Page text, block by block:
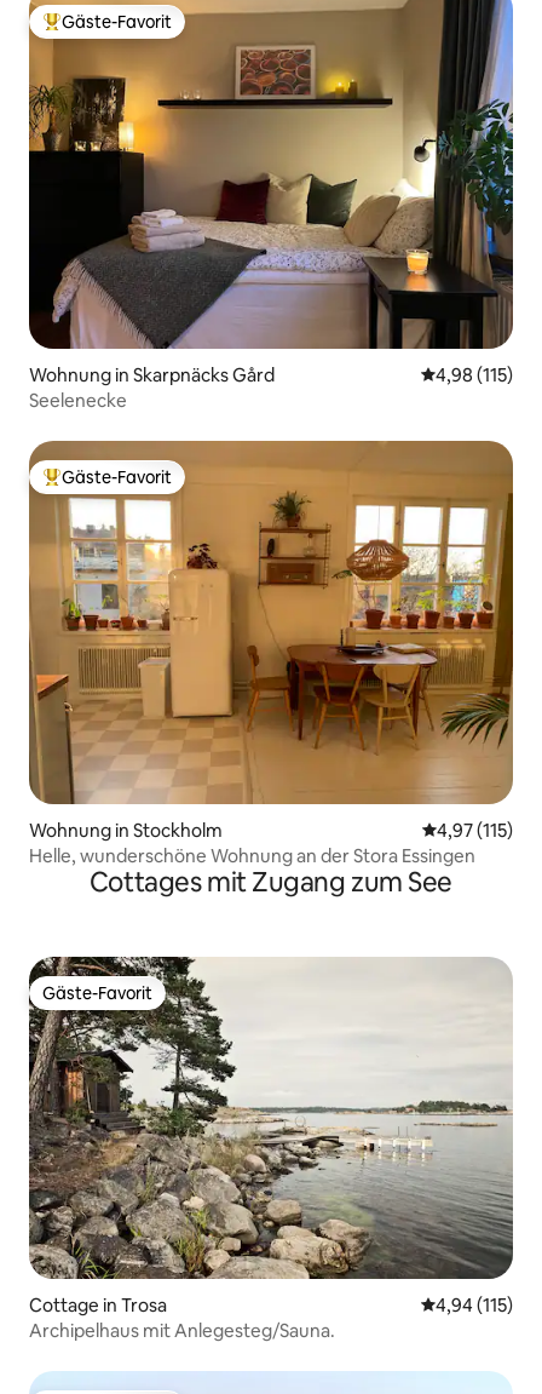
Beliebter Gäste-Favorit.
Gäste-Favorit
Wohnung in Skarpnäcks Gård
4,98 (115)
Seelenecke
Beliebter Gäste-Favorit.
Gäste-Favorit
Wohnung in Stockholm
4,97 (115)
Helle, wunderschöne Wohnung an der Stora Essingen
Cottages mit Zugang zum See
Gäste-Favorit
Gäste-Favorit
Cottage in Trosa
4,94 (115)
Archipelhaus mit Anlegesteg/Sauna.